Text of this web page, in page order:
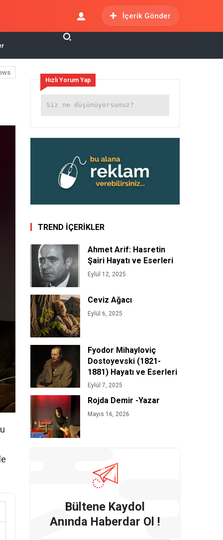
İçerik Gönder
Hızlı Yorum Yap
TREND İÇERİKLER
Ahmet Arif: Hasretin
Şairi Hayatı ve Eserleri
Eylül 12, 2025
Ceviz Ağacı
Eylül 6, 2025
Fyodor Mihayloviç
Dostoyevski (1821-
1881) Hayatı ve Eserleri
Eylül 7, 2025
Rojda Demir -Yazar
Mayıs 16, 2026
Bültene Kaydol
Anında Haberdar Ol !